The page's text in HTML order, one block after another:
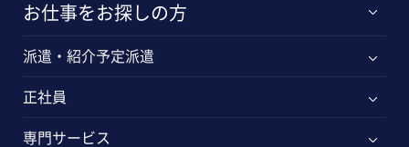
お仕事をお探しの方
派遣・紹介予定派遣
正社員
専門サービス